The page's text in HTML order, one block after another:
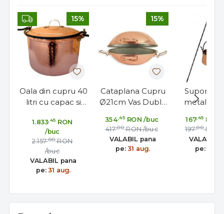
15%
Oala din cupru 40
litri cu capac si
pentru mancaruri
traditionale
1.833,45 RON
/buc
2.157,00 RON
/buc
VALABIL pana
pe: 31 aug.
15%
Cataplana Cupru
Ø21cm Vas Dublu
Porc 1-2 Persoane
354,45 RON /buc
417,00 RON /buc
VALABIL pana
pe: 31 aug.
Suport
metalic
din oțel
167,45 RON
197,00 RON
VALABIL
pe: